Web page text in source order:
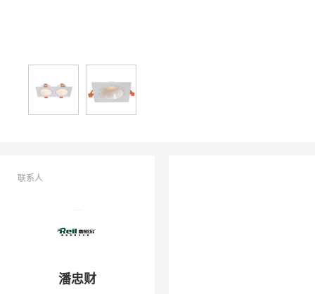
联系人
潘忠财